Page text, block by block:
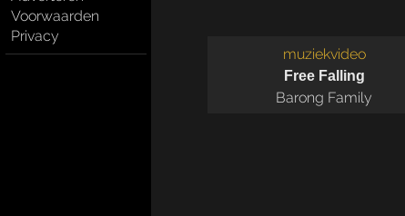
Voorwaarden
Privacy
muziekvideo
Free Falling
Barong Family